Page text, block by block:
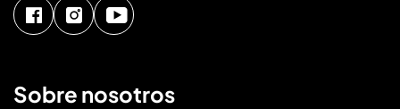
Sobre nosotros